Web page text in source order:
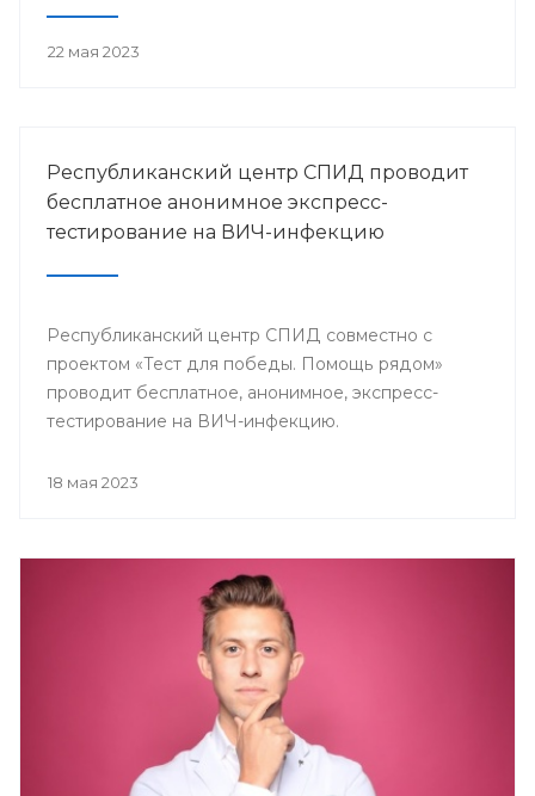
22 мая 2023
Республиканский центр СПИД проводит
бесплатное анонимное экспресс-
тестирование на ВИЧ-инфекцию
Республиканский центр СПИД совместно с
проектом «Тест для победы. Помощь рядом»
проводит бесплатное, анонимное, экспресс-
тестирование на ВИЧ-инфекцию.
18 мая 2023